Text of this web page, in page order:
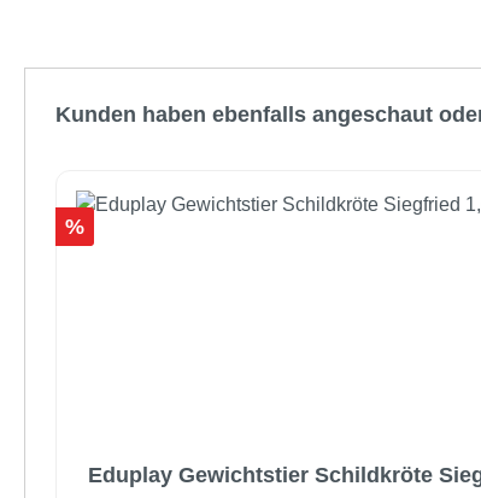
Kunden haben ebenfalls angeschaut
Rabatt
%
Eduplay Gewichtstier Schildkröte